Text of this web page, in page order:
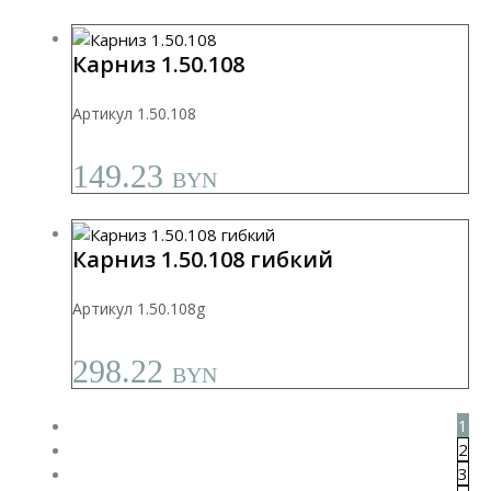
Карниз 1.50.108
Артикул 1.50.108
149.23 BYN
Карниз 1.50.108 гибкий
Артикул 1.50.108g
298.22 BYN
1
2
3